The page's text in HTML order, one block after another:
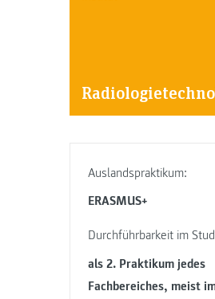
Auslandspraktikum:
ERASMUS+
Durchführbarkeit im
als 2. Praktikum jedes
Fachbereiches, meist